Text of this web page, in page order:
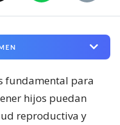
fundamental para
hijos puedan
reproductiva y